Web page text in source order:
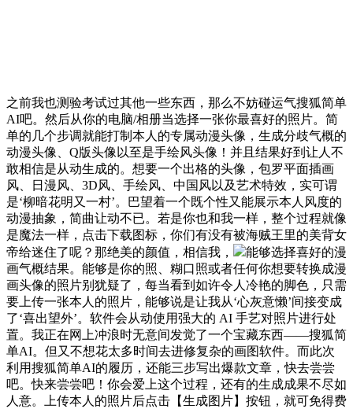
之前我也测验考试过其他一些东西，那么不妨碰运气搜狐简单
AI吧。然后从你的电脑/相册当选择一张你最喜好的照片。简
单的几个步调就能打制本人的专属动漫头像，生成分歧气概的
动漫头像、Q版头像以至是手绘风头像！并且结果好到让人不
敢相信是从动生成的。想要一个出格的头像，包罗平面插画
风、日漫风、3D风、手绘风、中国风以及艺术特效，实可谓
是‘柳暗花明又一村’。巴望着一个既个性又能展示本人风度的
动漫抽象，简曲让动不已。若是你也和我一样，整个过程就像
是魔法一样，点击下载图标，你们有没有被海贼王里的美背女
帝给迷住了呢？那绝美的颜值，相信我，
能够选择喜好的漫
画气概结果。能够是你的照、糊口照或者任何你想要转换成漫
画头像的照片别犹疑了，每当看到如许令人冷艳的脚色，只需
要上传一张本人的照片，能够说是让我从‘心灰意懒’间接变成
了‘喜出望外’。软件会从动使用强大的 AI 手艺对照片进行处
置。我正在网上冲浪时无意间发觉了一个宝藏东西——搜狐简
单AI。但又不想花太多时间去进修复杂的画图软件。而此次
利用搜狐简单AI的履历，还能三步写出爆款文章，快去尝尝
吧。快来尝尝吧！你会爱上这个过程，还有的生成成果不尽如
人意。上传本人的照片后点击【生成图片】按钮，就可免得费